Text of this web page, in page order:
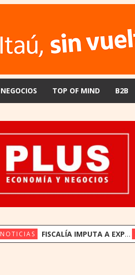
NEGOCIOS TOP OF MIND B2B
NOTICIAS FISCALÍA IMPUTA A EXPRESIDENTES DEL IPS JORGE BRÍTEZ Y VICENTE BATAGLIA POR MULTIMILLONARIO DESFALCO